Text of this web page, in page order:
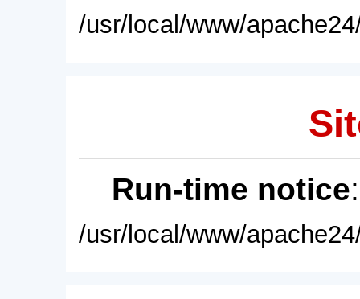
/usr/local/www/
Run-time notice
/usr/local/www/